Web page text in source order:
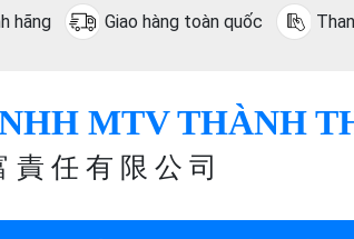
hãng Giao hàng toàn quốc
MTV THÀNH
責 任 有 限 公 司